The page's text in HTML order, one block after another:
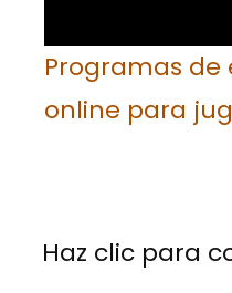
Programas
online para
Haz clic para